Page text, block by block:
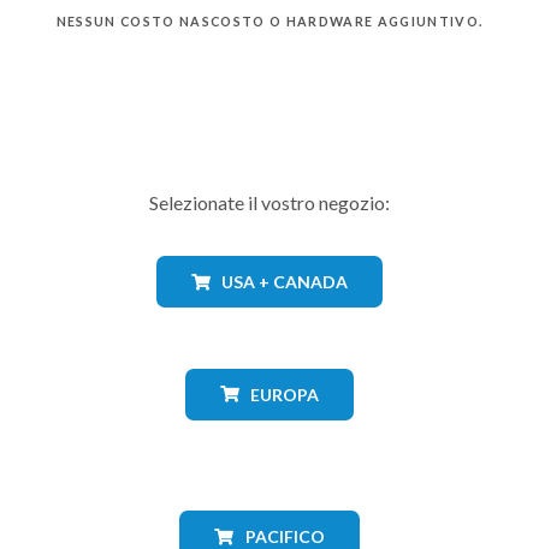
NESSUN COSTO NASCOSTO O HARDWARE AGGIUNTIVO.
Selezionate il vostro negozio:
USA + CANADA
EUROPA
PACIFICO